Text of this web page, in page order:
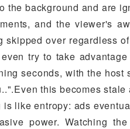
the background and are
and the viewer's
skipped over regardless
try to take
seconds, with the
this becomes
like entropy: ads
power. Watching